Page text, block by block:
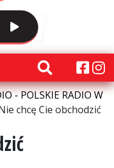
- POLSKIE RADIO W
chcę Cie obchodzić